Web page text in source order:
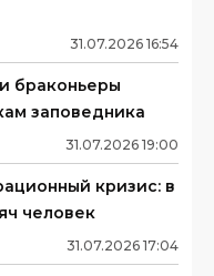
31.07.2026 16:54
браконьеры
заповедника
31.07.2026 19:00
кризис: в
человек
31.07.2026 17:04